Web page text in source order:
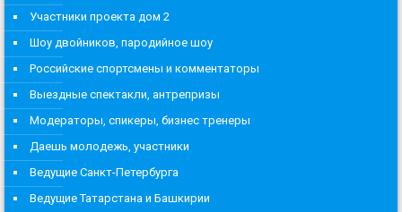
Участники проекта дом 2
Шоу двойников, пародийное шоу
Российские спортсмены и комментаторы
Выездные спектакли, антрепризы
Модераторы, спикеры, бизнес тренеры
Даешь молодежь, участники
Ведущие Санкт-Петербурга
Ведущие Татарстана и Башкирии